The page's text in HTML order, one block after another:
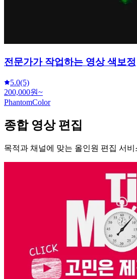
전문가가 작업하는 영상 색보정
5.0(5)
200,000원~
PhantomColor
종합 영상 편집
목적과 채널에 맞는 올인원 편집 서비